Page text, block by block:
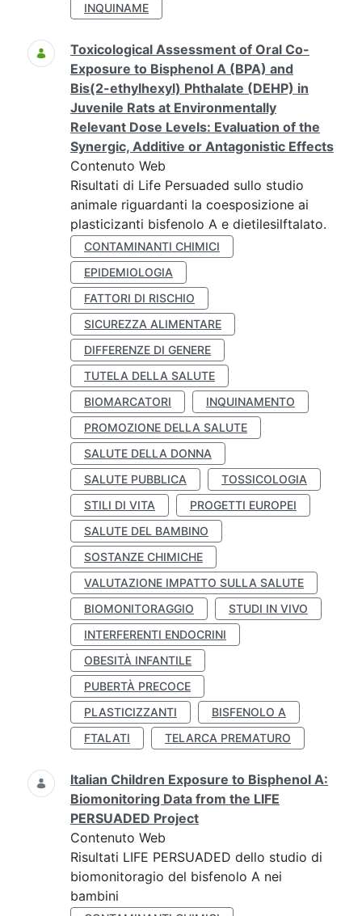
INQUINAME
Toxicological Assessment of Oral Co-
Exposure to Bisphenol A (BPA) and
Bis(2-ethylhexyl) Phthalate (DEHP) in
Juvenile Rats at Environmentally
Relevant Dose Levels: Evaluation of the
Synergic, Additive or Antagonistic Effects
Contenuto Web
Risultati di Life Persuaded sullo studio
animale riguardanti la coesposizione ai
plasticizanti bisfenolo A e dietilesilftalato.
CONTAMINANTI CHIMICI
EPIDEMIOLOGIA
FATTORI DI RISCHIO
SICUREZZA ALIMENTARE
DIFFERENZE DI GENERE
TUTELA DELLA SALUTE
BIOMARCATORI
INQUINAMENTO
PROMOZIONE DELLA SALUTE
SALUTE DELLA DONNA
SALUTE PUBBLICA
TOSSICOLOGIA
STILI DI VITA
PROGETTI EUROPEI
SALUTE DEL BAMBINO
SOSTANZE CHIMICHE
VALUTAZIONE IMPATTO SULLA SALUTE
BIOMONITORAGGIO
STUDI IN VIVO
INTERFERENTI ENDOCRINI
OBESITÀ INFANTILE
PUBERTÀ PRECOCE
PLASTICIZZANTI
BISFENOLO A
FTALATI
TELARCA PREMATURO
Italian Children Exposure to Bisphenol A:
Biomonitoring Data from the LIFE
PERSUADED Project
Contenuto Web
Risultati LIFE PERSUADED dello studio di
biomonitoragio del bisfenolo A nei
bambini